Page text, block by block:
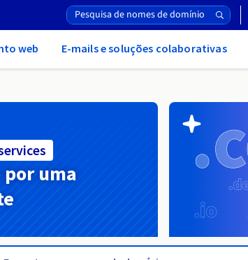
web E-mails e soluções colaborativas
por uma